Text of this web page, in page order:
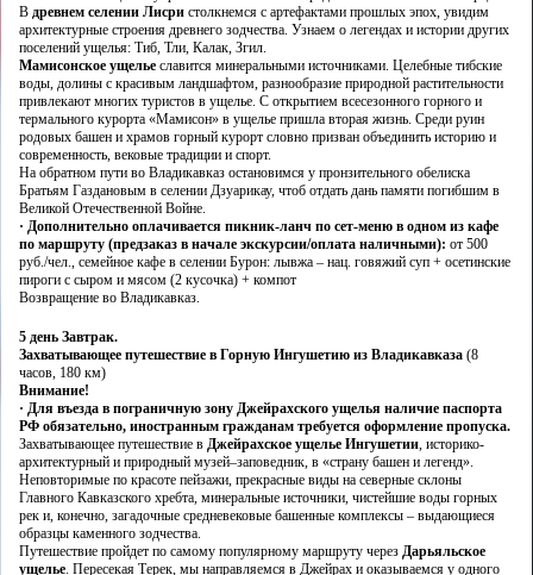
В древнем селении Лисри столкнемся с артефактами прошлых эпох, увидим
архитектурные строения древнего зодчества. Узнаем о легендах и истории других
поселений ущелья: Тиб, Тли, Калак, Згил.
Мамисонское ущелье славится минеральными источниками. Целебные тибские
воды, долины с красивым ландшафтом, разнообразие природной растительности
привлекают многих туристов в ущелье. С открытием всесезонного горного и
термального курорта «Мамисон» в ущелье пришла вторая жизнь. Среди руин
родовых башен и храмов горный курорт словно призван объединить историю и
современность, вековые традиции и спорт.
На обратном пути во Владикавказ остановимся у пронзительного обелиска
Братьям Газдановым в селении Дзуарикау, чтоб отдать дань памяти погибшим в
Великой Отечественной Войне.
· Дополнительно оплачивается пикник-ланч по сет-меню в одном из кафе
по маршруту (предзаказ в начале экскурсии/оплата наличными): от 500
руб./чел., семейное кафе в селении Бурон: лывжа – нац. говяжий суп + осетинские
пироги с сыром и мясом (2 кусочка) + компот
Возвращение во Владикавказ.
5 день Завтрак.
Захватывающее путешествие в Горную Ингушетию из Владикавказа (8
часов, 180 км)
Внимание!
· Для въезда в пограничную зону Джейрахского ущелья наличие паспорта
РФ обязательно, иностранным гражданам требуется оформление пропуска.
Захватывающее путешествие в Джейрахское ущелье Ингушетии, историко-
архитектурный и природный музей–заповедник, в «страну башен и легенд».
Неповторимые по красоте пейзажи, прекрасные виды на северные склоны
Главного Кавказского хребта, минеральные источники, чистейшие воды горных
рек и, конечно, загадочные средневековые башенные комплексы – выдающиеся
образцы каменного зодчества.
Путешествие пройдет по самому популярному маршруту через Дарьяльское
ущелье. Пересекая Терек, мы направляемся в Джейрах и оказываемся у одного